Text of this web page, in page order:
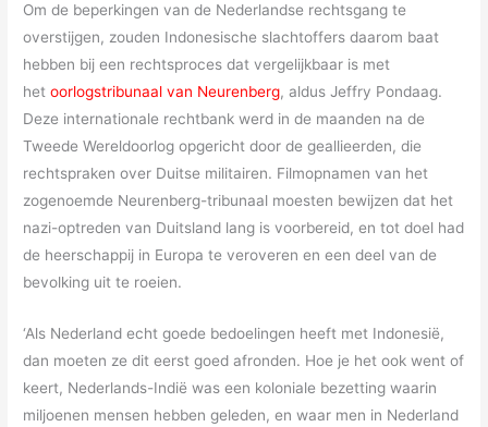
Om de beperkingen van de Nederlandse rechtsgang te
overstijgen, zouden Indonesische slachtoffers daarom baat
hebben bij een rechtsproces dat vergelijkbaar is met
hetoorlogstribunaal van Neurenberg, aldus Jeffry Pondaag.
Deze internationale rechtbank werd in de maanden na de
Tweede Wereldoorlog opgericht door de geallieerden, die
rechtspraken over Duitse militairen. Filmopnamen van het
zogenoemde Neurenberg-tribunaal moesten bewijzen dat het
nazi-optreden van Duitsland lang is voorbereid, en tot doel had
de heerschappij in Europa te veroveren en een deel van de
bevolking uit te roeien.
‘Als Nederland echt goede bedoelingen heeft met Indonesië,
dan moeten ze dit eerst goed afronden. Hoe je het ook went of
keert, Nederlands-Indië was een koloniale bezetting waarin
miljoenen mensen hebben geleden, en waar men in Nederland